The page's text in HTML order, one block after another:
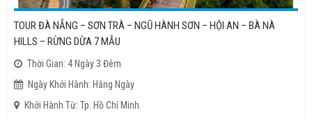
TOUR ĐÀ NẴNG – SƠN TRÀ – NGŨ HÀNH SƠN – HỘI AN – BÀ NÀ
HILLS – RỪNG DỪA 7 MẪU
Thời Gian: 4 Ngày 3 Đêm
Ngày Khởi Hành: Hằng Ngày
Khởi Hành Từ: Tp. Hồ Chí Minh